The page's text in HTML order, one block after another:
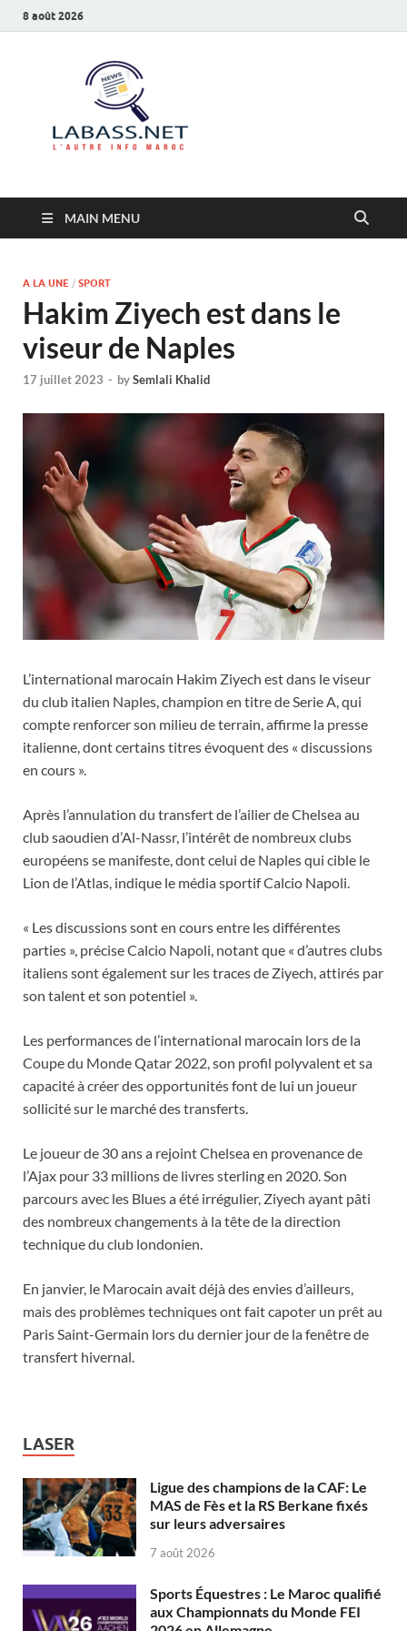
8 août 2026
MAIN MENU
A LA UNE / SPORT
Hakim Ziyech est dans le
viseur de Naples
17 juillet 2023 - bySemlali Khalid
L’international marocain Hakim Ziyech est dans le viseur
du club italien Naples, champion en titre de Serie A, qui
compte renforcer son milieu de terrain, affirme la presse
italienne, dont certains titres évoquent des « discussions
en cours ».
Après l’annulation du transfert de l’ailier de Chelsea au
club saoudien d’Al-Nassr, l’intérêt de nombreux clubs
européens se manifeste, dont celui de Naples qui cible le
Lion de l’Atlas, indique le média sportif Calcio Napoli.
« Les discussions sont en cours entre les différentes
parties », précise Calcio Napoli, notant que « d’autres clubs
italiens sont également sur les traces de Ziyech, attirés par
son talent et son potentiel ».
Les performances de l’international marocain lors de la
Coupe du Monde Qatar 2022, son profil polyvalent et sa
capacité à créer des opportunités font de lui un joueur
sollicité sur le marché des transferts.
Le joueur de 30 ans a rejoint Chelsea en provenance de
l’Ajax pour 33 millions de livres sterling en 2020. Son
parcours avec les Blues a été irrégulier, Ziyech ayant pâti
des nombreux changements à la tête de la direction
technique du club londonien.
En janvier, le Marocain avait déjà des envies d’ailleurs,
mais des problèmes techniques ont fait capoter un prêt au
Paris Saint-Germain lors du dernier jour de la fenêtre de
transfert hivernal.
LASER
Ligue des champions de la CAF: Le
MAS de Fès et la RS Berkane fixés
sur leurs adversaires
7 août 2026
Sports Équestres : Le Maroc qualifié
aux Championnats du Monde FEI